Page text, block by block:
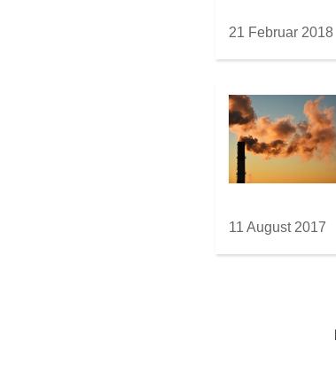
21 Februar 2018
11 August 2017